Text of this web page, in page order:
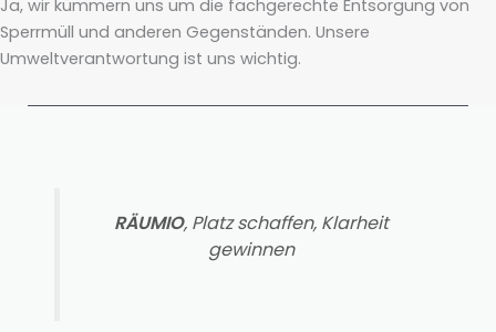
Ja, wir kümmern uns um die fachgerechte Entsorgung von
Sperrmüll und anderen Gegenständen. Unsere
Umweltverantwortung ist uns wichtig.
RÄUMIO, Platz schaffen, Klarheit
gewinnen